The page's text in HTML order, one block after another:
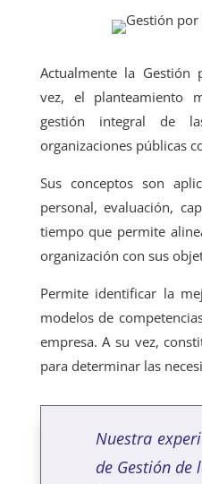
Actualmente la Gestión
vez, el planteamiento
gestión integral de
organizaciones públicas
Sus conceptos son
personal, evaluación,
tiempo que permite
organización con sus
Permite identificar la
modelos de
empresa. A su vez,
para determinar las
Nuestra
de Gestión de